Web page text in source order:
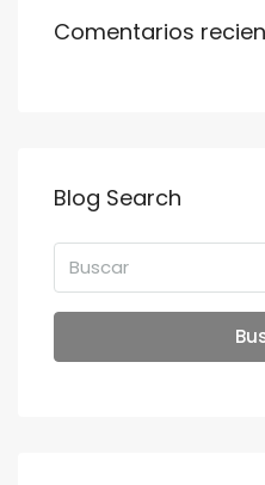
Comentarios
Blog Search